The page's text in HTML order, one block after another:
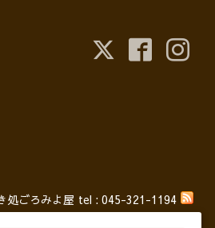
処ごろみよ屋 tel : 045-321-1194